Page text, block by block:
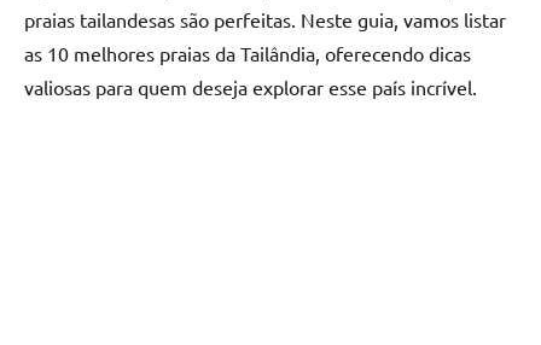
praias tailandesas são perfeitas. Neste guia, vamos listar
as 10 melhores praias da Tailândia, oferecendo dicas
valiosas para quem deseja explorar esse país incrível.